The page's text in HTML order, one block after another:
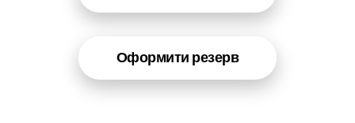
Оформити резерв